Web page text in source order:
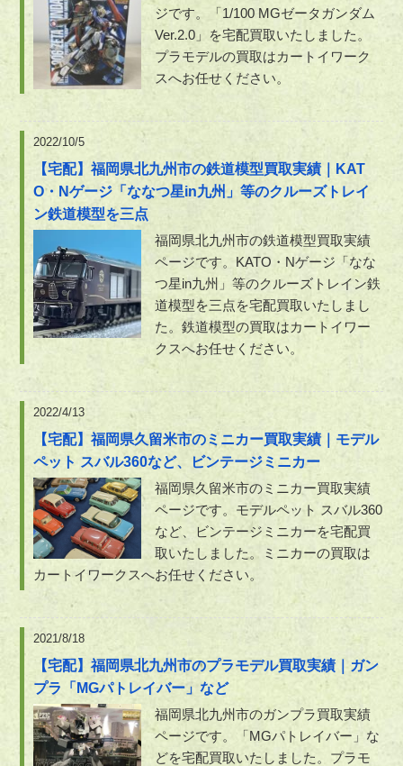
ジです。「1/100 MGゼータガンダム
Ver.2.0」を宅配買取いたしました。
プラモデルの買取はカートイワーク
スへお任せください。
2022/10/5
【宅配】福岡県北九州市の鉄道模型買取実績｜KAT
O・Nゲージ「ななつ星in九州」等のクルーズトレイ
ン鉄道模型を三点
福岡県北九州市の鉄道模型買取実績
ページです。KATO・Nゲージ「なな
つ星in九州」等のクルーズトレイン鉄
道模型を三点を宅配買取いたしまし
た。鉄道模型の買取はカートイワー
クスへお任せください。
2022/4/13
【宅配】福岡県久留米市のミニカー買取実績｜モデル
ペット スバル360など、ビンテージミニカー
福岡県久留米市のミニカー買取実績
ページです。モデルペット スバル360
など、ビンテージミニカーを宅配買
取いたしました。ミニカーの買取は
カートイワークスへお任せください。
2021/8/18
【宅配】福岡県北九州市のプラモデル買取実績｜ガン
プラ「MGパトレイバー」など
福岡県北九州市のガンプラ買取実績
ページです。「MGパトレイバー」な
どを宅配買取いたしました。プラモ